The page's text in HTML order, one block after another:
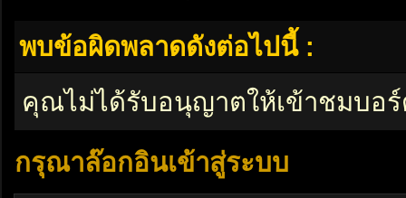
พบข้อผิดพลาดดังต่อไปนี้ :
คุณไม่ได้รับอนุญาตให้เข้าชมบอ
กรุณาล๊อกอินเข้าสู่ระบบ